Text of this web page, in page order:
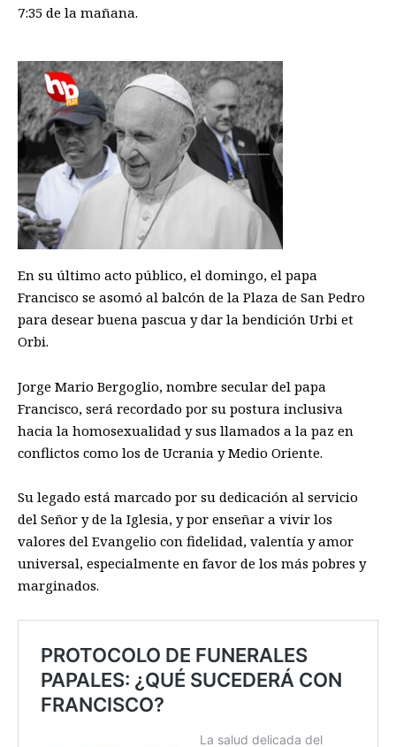
7:35 de la mañana.
En su último acto público, el domingo, el papa
Francisco se asomó al balcón de la Plaza de San Pedro
para desear buena pascua y dar la bendición Urbi et
Orbi.
Jorge Mario Bergoglio, nombre secular del papa
Francisco, será recordado por su postura inclusiva
hacia la homosexualidad y sus llamados a la paz en
conflictos como los de Ucrania y Medio Oriente.
Su legado está marcado por su dedicación al servicio
del Señor y de la Iglesia, y por enseñar a vivir los
valores del Evangelio con fidelidad, valentía y amor
universal, especialmente en favor de los más pobres y
marginados.